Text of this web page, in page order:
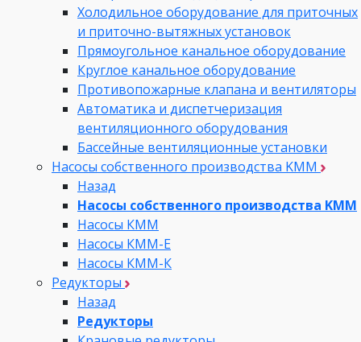
Холодильное оборудование для приточных
и приточно-вытяжных установок
Прямоугольное канальное оборудование
Круглое канальное оборудование
Противопожарные клапана и вентиляторы
Автоматика и диспетчеризация
вентиляционного оборудования
Бассейные вентиляционные установки
Насосы собственного производства KMM
Назад
Насосы собственного производства KMM
Насосы КММ
Насосы КММ-Е
Насосы КММ-К
Редукторы
Назад
Редукторы